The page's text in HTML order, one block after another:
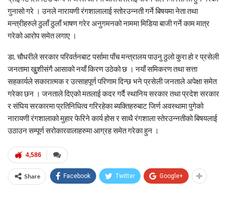
गुनासो गरे । उनले नारायणी रंगशालालाई स्तोरउन्नती गर्ने बिषयमा नेता तथा
मन्त्रीहरुले ठुलाँ ठुलाँ भाषण गरेर अनुगमनको नाममा मिडिया बाजी गर्ने काम मात्र
गरेको आरोप समेत लगाए ।
डा. चौधरीले सरकार परिवर्तनबाट पर्सामा पाँच मन्त्रालय पाउनु ठुलो कुरा हो र प्रसेली
जनतामा खुुशीसंगै आसाको नयाँ किरण उठेको छ । नयाँ समिकरण तथा सत्ता
सहकार्यले सकारात्मक र उत्साहपूर्ण परिणाम दिन्छ भने प्रसेली जनताले अपेक्षा समेत
गरेका छन । जनताले दिएको मतलाई कदर गर्दै स्थानिय सरकार तथा प्रदेश सरकार
र संघिय सरकारमा प्रतिनिधित्व गरिरहेका ब्यक्तिहरुबाट जिर्ण अवस्थामा पुगेको
नारायणी रंगशालाको मुहार फेरिने कार्य होस र साथै रंगशाला स्तेरउन्नतीको बिषयलाई
उठाउन सम्पूर्ण सरोकारवालाहरुमा आग्रह समेत गरेका हुन ।
4,586
Share Facebook Twitter Google+